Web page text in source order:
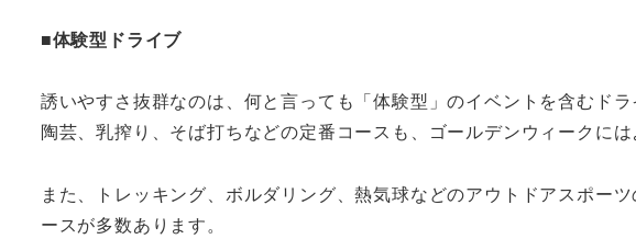
■体験型ドライブ
誘いやすさ抜群なのは、何と言っても「体験型」のイベントを含むドラ
陶芸、乳搾り、そば打ちなどの定番コースも、ゴールデンウィークには
また、トレッキング、ボルダリング、熱気球などのアウトドアスポー
ースが多数あります。